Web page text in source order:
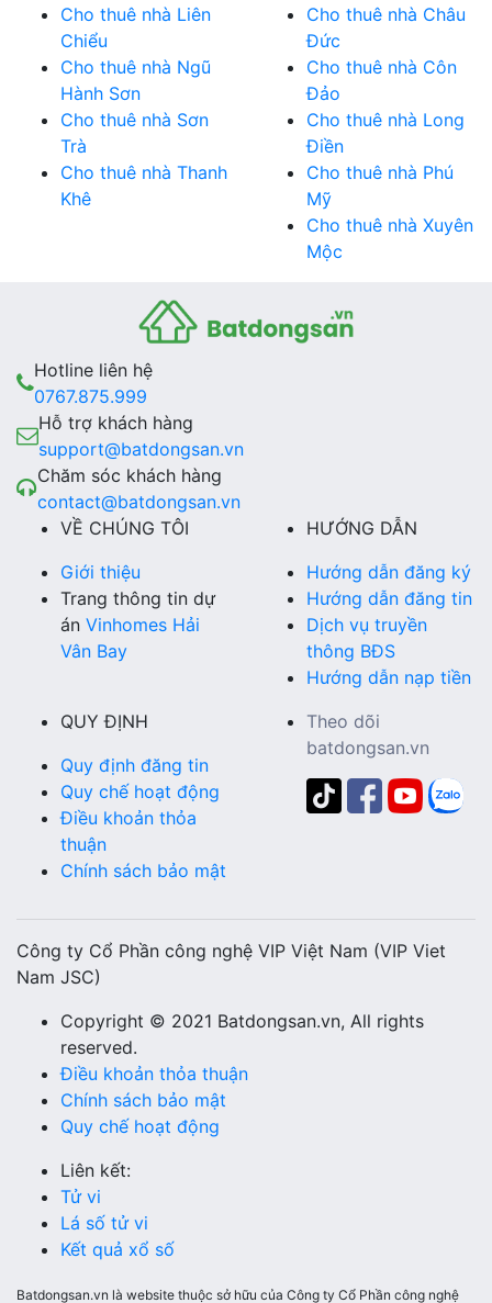
Cho thuê nhà Liên
Chiểu
Cho thuê nhà Ngũ
Hành Sơn
Cho thuê nhà Sơn
Trà
Cho thuê nhà Thanh
Khê
Cho thuê nhà Châu
Đức
Cho thuê nhà Côn
Đảo
Cho thuê nhà Long
Điền
Cho thuê nhà Phú
Mỹ
Cho thuê nhà Xuyên
Mộc
Hotline liên hệ
0767.875.999
Hỗ trợ khách hàng
support@batdongsan.vn
Chăm sóc khách hàng
contact@batdongsan.vn
VỀ CHÚNG TÔI
Giới thiệu
Trang thông tin dự
án Vinhomes Hải
Vân Bay
HƯỚNG DẪN
Hướng dẫn đăng ký
Hướng dẫn đăng tin
Dịch vụ truyền
thông BĐS
Hướng dẫn nạp tiền
QUY ĐỊNH
Quy định đăng tin
Quy chế hoạt động
Điều khoản thỏa
thuận
Chính sách bảo mật
Theo dõi
batdongsan.vn
Công ty Cổ Phần công nghệ VIP Việt Nam (VIP Viet
Nam JSC)
Copyright © 2021 Batdongsan.vn, All rights
reserved.
Điều khoản thỏa thuận
Chính sách bảo mật
Quy chế hoạt động
Liên kết:
Tử vi
Lá số tử vi
Kết quả xổ số
Batdongsan.vn là website thuộc sở hữu của Công ty Cổ Phần công nghệ